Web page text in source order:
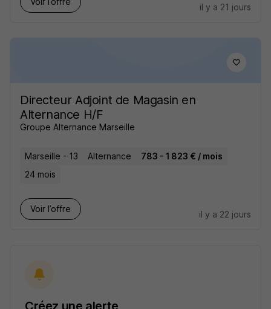
il y a 21 jours
Directeur Adjoint de Magasin en
Alternance H/F
Groupe Alternance Marseille
Marseille - 13 Alternance
783 - 1 823 € / mois
24 mois
Voir l’offre
il y a 22 jours
Créez une alerte